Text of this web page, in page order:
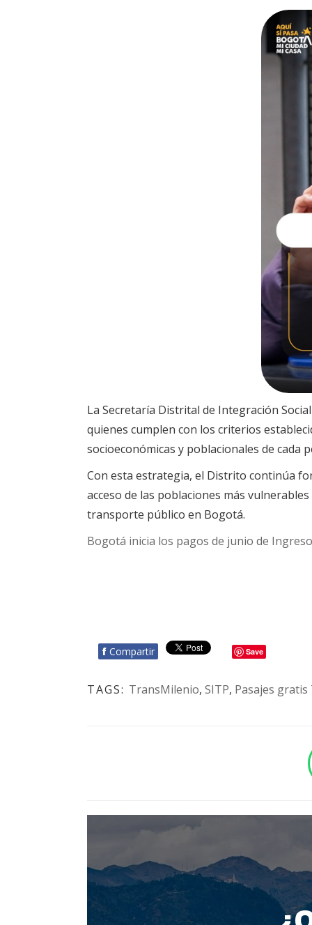
La Secretaría Distrital de Integración
quienes cumplen con los criterios
socioeconómicas y poblacionales de cada
Con esta estrategia, el Distrito continúa
acceso de las poblaciones más
transporte público en Bogotá.
Bogotá inicia los pagos de junio de
f Compartir Save
TAGS: TransMilenio, SITP, Pasajes